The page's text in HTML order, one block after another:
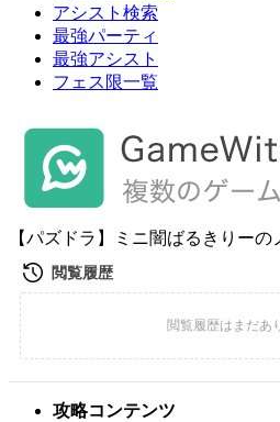
アシスト検索
最強パーティ
最強アシスト
フェス限一覧
【パズドラ】ミニ闇ばるきりーの
攻略コンテンツ